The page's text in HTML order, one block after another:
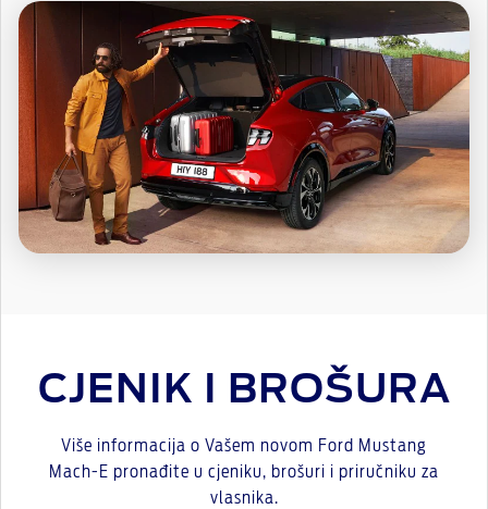
CJENIK I BROŠURA
Više informacija o Vašem novom Ford Mustang
Mach-E pronađite u cjeniku, brošuri i priručniku za
vlasnika.